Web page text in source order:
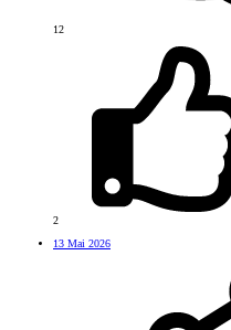
12
2
13 Mai 2026